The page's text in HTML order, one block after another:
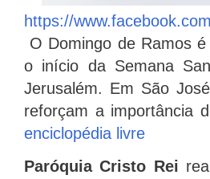
https://
O Domingo de Ramos
o início da Semana
Jerusalém. Em São
reforçam a importância
enciclopédia livre
Paróquia Cristo Rei